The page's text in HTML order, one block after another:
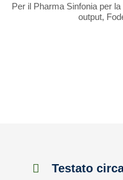
Per il Pharma Sinfonia per
output,
Testato